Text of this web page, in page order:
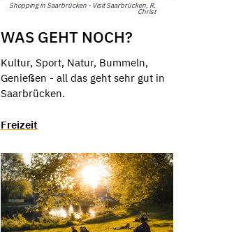
Shopping in Saarbrücken - Visit Saarbrücken, R.
Christ
WAS GEHT NOCH?
Kultur, Sport, Natur, Bummeln,
Genießen - all das geht sehr gut in
Saarbrücken.
Freizeit